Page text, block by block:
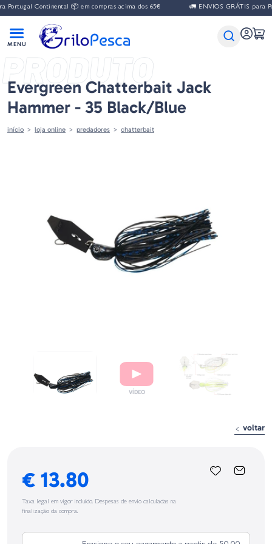
Continental 📦 em compras acima dos 65€ 🚛 ENVIOS GRÁTIS para
PRODUTO
Evergreen Chatterbait Jack
Hammer - 35 Black/Blue
início loja online predadores chatterbait
voltar
€ 13.80
Taxa legal em vigor incluído. Despesas de envio calculadas na
finalização da compra.